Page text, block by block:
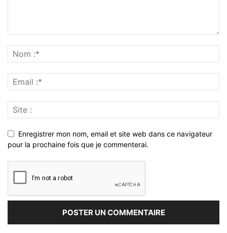
Enregistrer mon nom, email et site web dans ce navigateur
pour la prochaine fois que je commenterai.